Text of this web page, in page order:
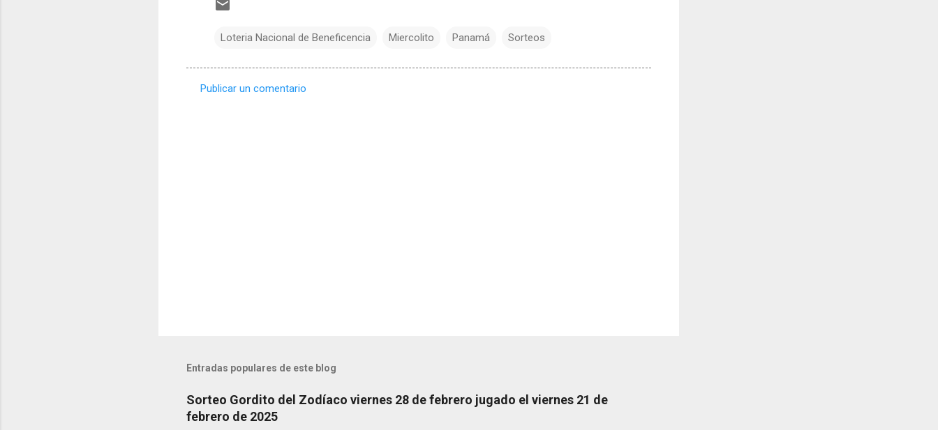
Loteria Nacional de Beneficencia Miercolito Panamá Sorteos
Publicar un comentario
Entradas populares de este blog
Sorteo Gordito del Zodíaco viernes 28 de febrero jugado el viernes 21 de
febrero de 2025